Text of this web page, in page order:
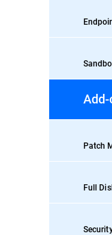
Patch
Full